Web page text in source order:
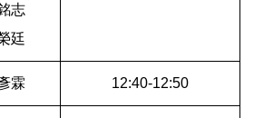
志
廷
霖 12:40-12:50